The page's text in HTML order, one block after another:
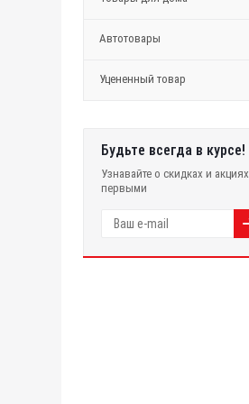
Автотовары
Уцененный товар
Будьте всегда в курсе!
Узнавайте о скидках и акциях
первыми